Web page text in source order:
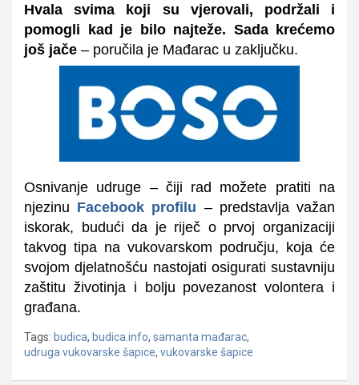
Hvala svima koji su vjerovali, podržali i
pomogli kad je bilo najteže. Sada krećemo
još jače – poručila je Mađarac u zaključku.
Osnivanje udruge – čiji rad možete pratiti na
njezinu Facebook profilu – predstavlja važan
iskorak, budući da je riječ o prvoj organizaciji
takvog tipa na vukovarskom području, koja će
svojom djelatnošću nastojati osigurati sustavniju
zaštitu životinja i bolju povezanost volontera i
građana.
Tags: budica, budica.info, samanta mađarac,
udruga vukovarske šapice, vukovarske šapice